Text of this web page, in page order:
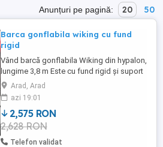
Anunțuri pe pagină: 20 50
Barca gonflabila wiking cu fund
rigid
Vând barcă gonflabila Wiking din hypalon,
lungime 3,8 m Este cu fund rigid și suport
pt motor. Capacitate 4-6 persoane. Barca
este nouă, nu a fost folosita pe apă
niciodată. Se vinde exact cum se vede în
poze, nu am alte accesorii în afară de
husele pentru barcă și pentru panourile de
la fund. Pachetul ...
Arad, Arad
azi 19:01
2,575 RON
2,628 RON
Telefon validat